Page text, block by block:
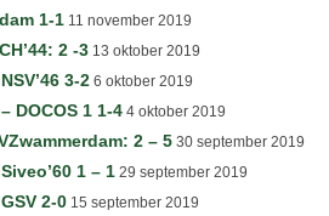
1-1 11 november 2019
2 -3 13 oktober 2019
3-2 6 oktober 2019
DOCOS 1 1-4 4 oktober 2019
2 – 5 30 september 2019
1 – 1 29 september 2019
2-0 15 september 2019